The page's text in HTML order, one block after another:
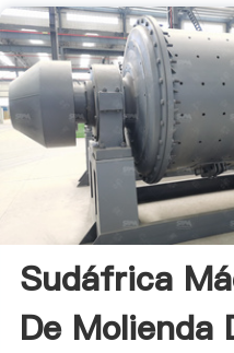
Sudáfrica
De Molienda